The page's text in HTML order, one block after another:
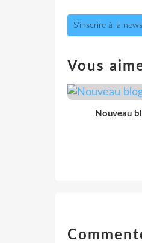
S'inscrire à la
Vous
Nouveau